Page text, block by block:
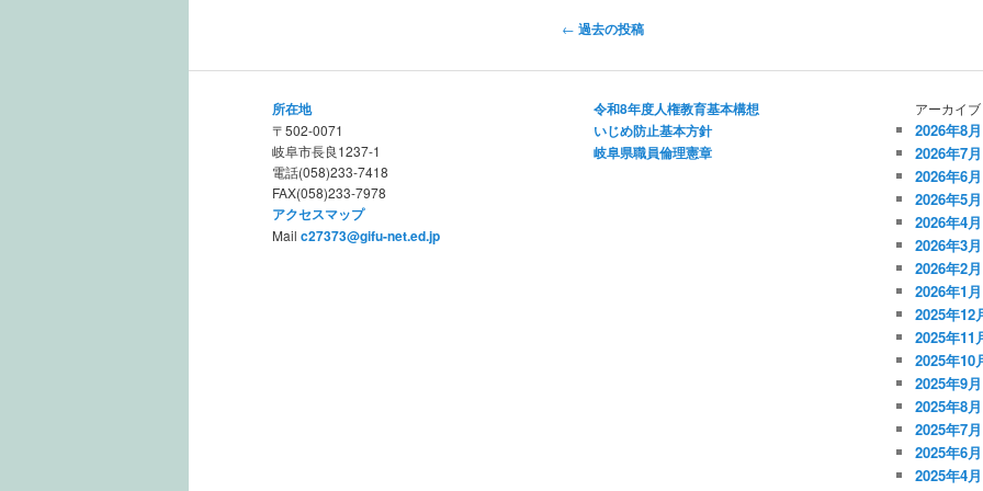
投
← 過去の投稿
所在地
〒502-0071
岐阜市長良1237-1
電話(058)233-7418
FAX(058)233-7978
アクセスマップ
Mail c27373@gifu-net.ed.jp
令和8年度人権教育基本構想
いじめ防止基本方針
岐阜県職員倫理憲章
アーカイブ
2026年8月
2026年7月
2026年6月
2026年5月
2026年4月
2026年3月
2026年2月
2026年1月
2025年12
2025年11
2025年10
2025年9月
2025年8月
2025年7月
2025年6月
2025年4月